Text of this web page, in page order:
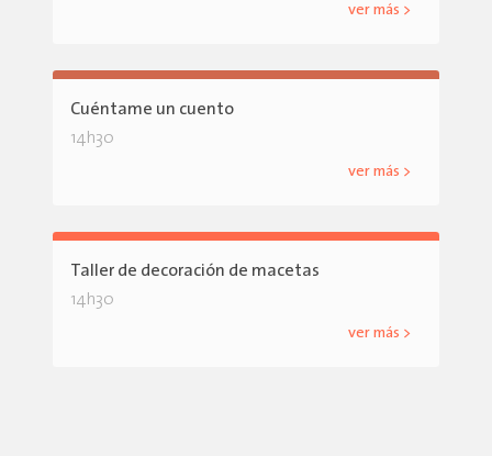
ver más >
Cuéntame un cuento
14h30
ver más >
Taller de decoración de macetas
14h30
ver más >